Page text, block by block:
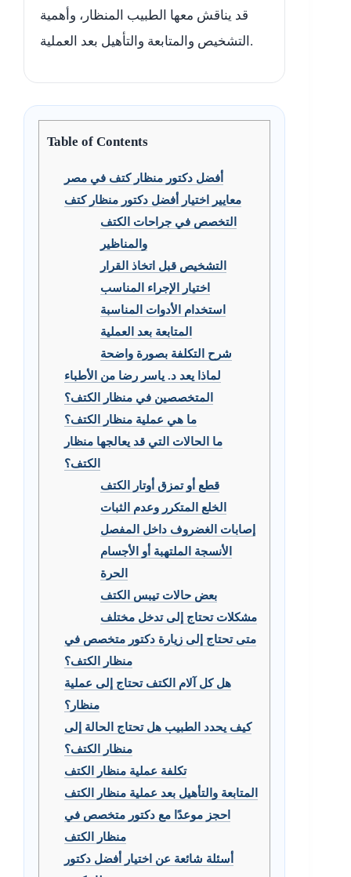
قد يناقش معها الطبيب المنظار، وأهمية
التشخيص والمتابعة والتأهيل بعد العملية.
Table of Contents
أفضل دكتور منظار كتف في مصر
معايير اختيار أفضل دكتور منظار كتف
التخصص في جراحات الكتف
والمناظير
التشخيص قبل اتخاذ القرار
اختيار الإجراء المناسب
استخدام الأدوات المناسبة
المتابعة بعد العملية
شرح التكلفة بصورة واضحة
لماذا يعد د. ياسر رضا من الأطباء
المتخصصين في منظار الكتف؟
ما هي عملية منظار الكتف؟
ما الحالات التي قد يعالجها منظار
الكتف؟
قطع أو تمزق أوتار الكتف
الخلع المتكرر وعدم الثبات
إصابات الغضروف داخل المفصل
الأنسجة الملتهبة أو الأجسام
الحرة
بعض حالات تيبس الكتف
مشكلات تحتاج إلى تدخل مختلف
متى تحتاج إلى زيارة دكتور متخصص في
منظار الكتف؟
هل كل آلام الكتف تحتاج إلى عملية
منظار؟
كيف يحدد الطبيب هل تحتاج الحالة إلى
منظار الكتف؟
تكلفة عملية منظار الكتف
المتابعة والتأهيل بعد عملية منظار الكتف
احجز موعدًا مع دكتور متخصص في
منظار الكتف
أسئلة شائعة عن اختيار أفضل دكتور